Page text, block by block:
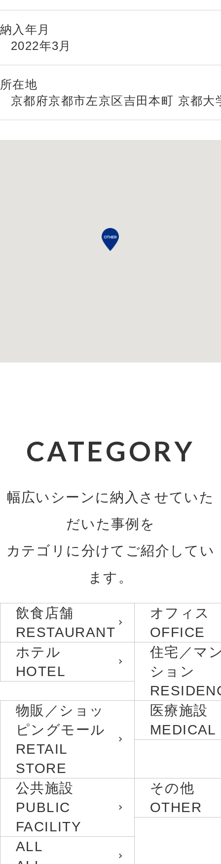
納入年月
2022年3月
所在地
京都府京都市左京区吉田本町 京都大
CATEGORY
幅広いシーンに納入させていた
だいた事例を
カテゴリに分けてご紹介してい
ます。
飲食店舗
RESTAURANT
オフィス
OFFICE
ホテル
HOTEL
住宅／マ
ション
物販／ショッ
ピングモール
RETAIL
STORE
医療施設
MEDICAL
公共施設
PUBLIC
FACILITY
その他
OTHER
ALL